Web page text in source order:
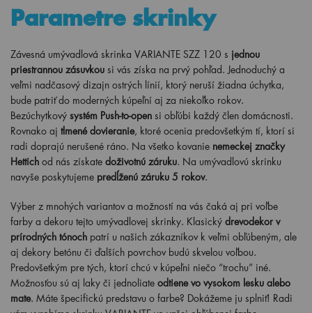
Parametre skrinky
Závesná umývadlová skrinka VARIANTE SZZ 120 s jednou
priestrannou zásuvkou si vás získa na prvý pohľad. Jednoduchý a
veľmi nadčasový dizajn ostrých línií, ktorý neruší žiadna úchytka,
bude patriť do moderných kúpeľní aj za niekoľko rokov.
Bezúchytkový systém Push-to-open si obľúbi každý člen domácnosti.
Rovnako aj tlmené dovieranie, ktoré ocenia predovšetkým tí, ktorí si
radi doprajú nerušené ráno. Na všetko kovanie nemeckej značky
Hettich od nás získate doživotnú záruku. Na umývadlovú skrinku
navyše poskytujeme predĺženú záruku 5 rokov.
Výber z mnohých variantov a možností na vás čaká aj pri voľbe
farby a dekoru tejto umývadlovej skrinky. Klasický drevodekor v
prírodných tónoch patrí u našich zákazníkov k veľmi obľúbeným, ale
aj dekory betónu či ďalších povrchov budú skvelou voľbou.
Predovšetkým pre tých, ktorí chcú v kúpeľni niečo “trochu” iné.
Možnosťou sú aj laky či jednoliate odtiene vo vysokom lesku alebo
mate. Máte špecifickú predstavu o farbe? Dokážeme ju splniť! Radi